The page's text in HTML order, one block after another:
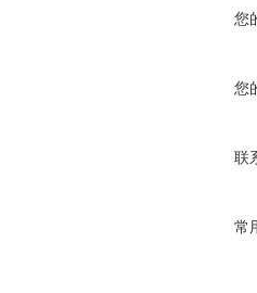
您
您
联
常